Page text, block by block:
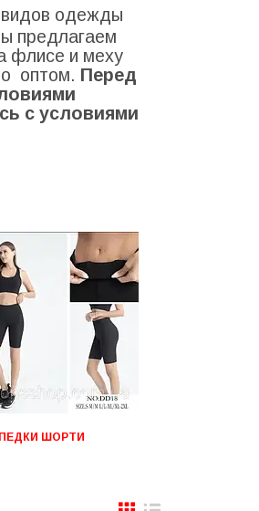
видов одежды
предлагаем
флисе и меху
оптом. Перед
с условиями
ШОРТИ